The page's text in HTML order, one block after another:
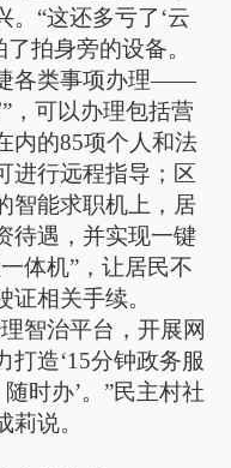
。“这还多亏了‘云
拍身旁的设备。
各类事项办理——
，可以办理包括营
内的85项个人和法
进行远程指导；区
智能求职机上，居
待遇，并实现一键
体机”，让居民不
相关手续。
智治平台，开展网
打造‘15分钟政务服
时办’。”民主村社
说。